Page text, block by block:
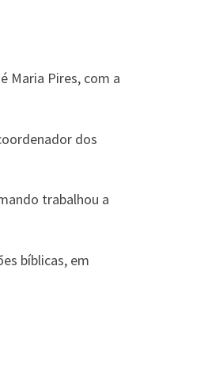
Maria Pires, com a
dos
trabalhou a
bíblicas, em